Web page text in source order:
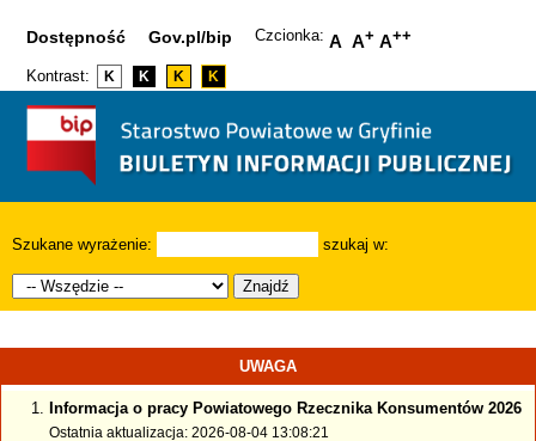
Dostępność Gov.pl/bip Czcionka: A A+ A++
Kontrast: K K K K
Szukane wyrażenie: szukaj w:
Znajdź
UWAGA
Informacja o pracy Powiatowego Rzecznika Konsumentów 2026
Ostatnia aktualizacja: 2026-08-04 13:08:21